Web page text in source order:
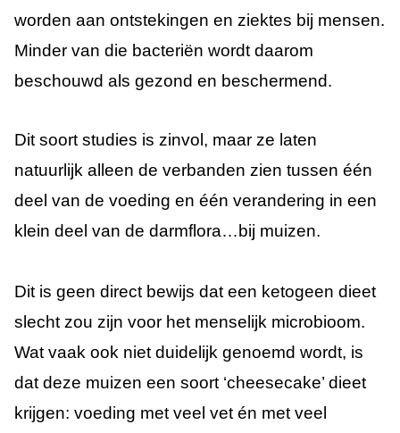
worden aan ontstekingen en ziektes bij mensen.
Minder van die bacteriën wordt daarom
beschouwd als gezond en beschermend.
Dit soort studies is zinvol, maar ze laten
natuurlijk alleen de verbanden zien tussen één
deel van de voeding en één verandering in een
klein deel van de darmflora…bij muizen.
Dit is geen direct bewijs dat een ketogeen dieet
slecht zou zijn voor het menselijk microbioom.
Wat vaak ook niet duidelijk genoemd wordt, is
dat deze muizen een soort ‘cheesecake’ dieet
krijgen: voeding met veel vet én met veel